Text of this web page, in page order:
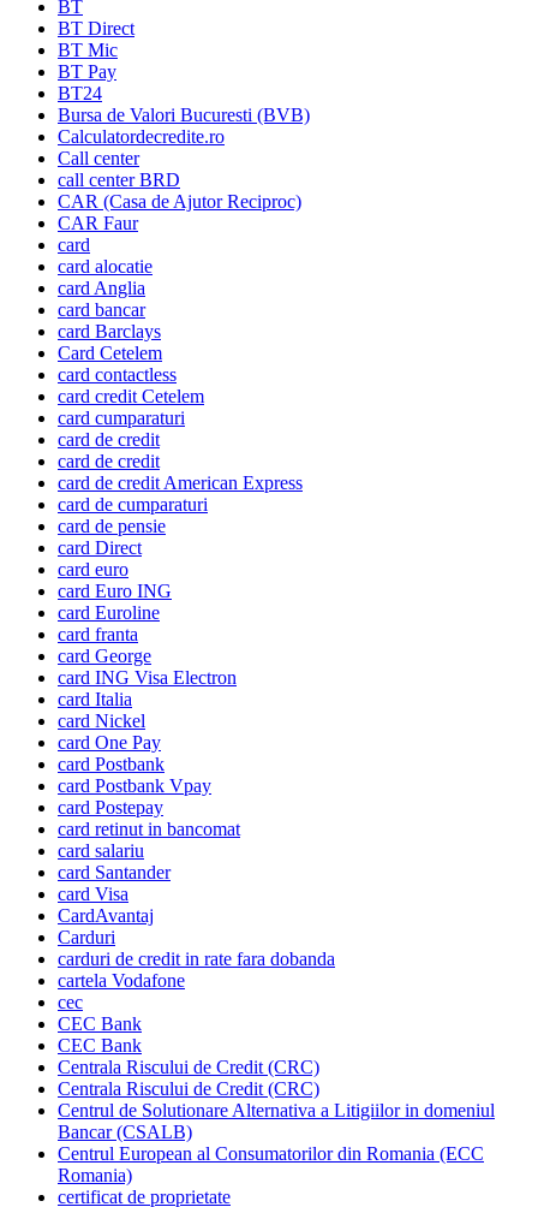
BT
BT Direct
BT Mic
BT Pay
BT24
Bursa de Valori Bucuresti (BVB)
Calculatordecredite.ro
Call center
call center BRD
CAR (Casa de Ajutor Reciproc)
CAR Faur
card
card alocatie
card Anglia
card bancar
card Barclays
Card Cetelem
card contactless
card credit Cetelem
card cumparaturi
card de credit
card de credit
card de credit American Express
card de cumparaturi
card de pensie
card Direct
card euro
card Euro ING
card Euroline
card franta
card George
card ING Visa Electron
card Italia
card Nickel
card One Pay
card Postbank
card Postbank Vpay
card Postepay
card retinut in bancomat
card salariu
card Santander
card Visa
CardAvantaj
Carduri
carduri de credit in rate fara dobanda
cartela Vodafone
cec
CEC Bank
CEC Bank
Centrala Riscului de Credit (CRC)
Centrala Riscului de Credit (CRC)
Centrul de Solutionare Alternativa a Litigiilor in domeniul
Bancar (CSALB)
Centrul European al Consumatorilor din Romania (ECC
Romania)
certificat de proprietate